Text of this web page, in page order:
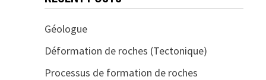
Géologue
Déformation de roches (Tectonique)
Processus de formation de roches